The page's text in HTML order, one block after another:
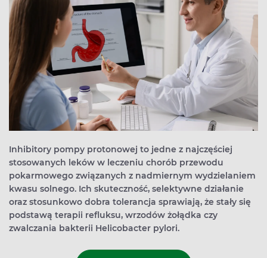
Inhibitory pompy protonowej to jedne z najczęściej
stosowanych leków w leczeniu chorób przewodu
pokarmowego związanych z nadmiernym wydzielaniem
kwasu solnego. Ich skuteczność, selektywne działanie
oraz stosunkowo dobra tolerancja sprawiają, że stały się
podstawą terapii refluksu, wrzodów żołądka czy
zwalczania bakterii Helicobacter pylori.